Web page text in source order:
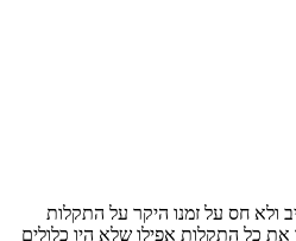
ולא חס על זמנו היקר על התקלות
כל התקלות אפילו שלא היו כלולים